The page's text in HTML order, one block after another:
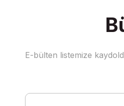
E-bülten listemize